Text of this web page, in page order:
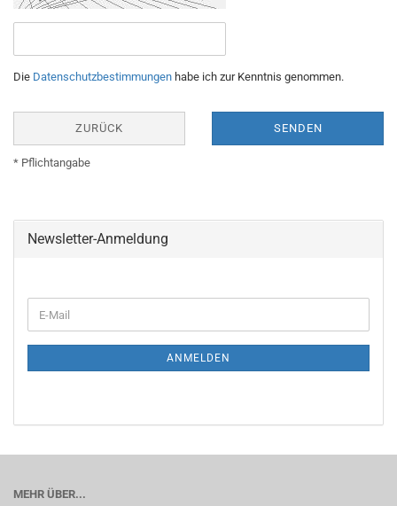
Die Datenschutzbestimmungen habe ich zur Kenntnis genommen.
ZURÜCK SENDEN
* Pflichtangabe
Newsletter-Anmeldung
ZUR
E-
Mail
ANMELDEN
MEHR ÜBER...